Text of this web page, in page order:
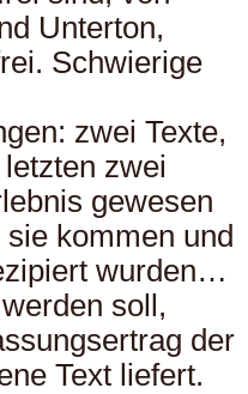
Unterton,
Schwierige
zwei Texte,
zwei
gewesen
kommen und
wurden…
soll,
der
Text liefert.